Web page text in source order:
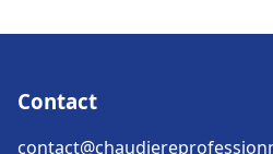
Contact